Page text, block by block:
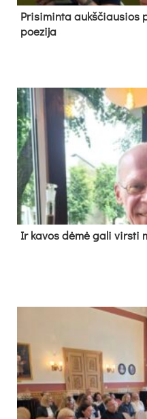
Pri­si­min­ta aukš­čiau­sios
poe­zi­ja
Ir ka­vos dė­mė ga­li virs­ti